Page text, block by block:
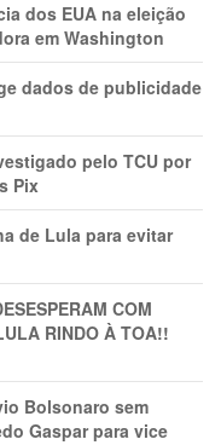
dos EUA na eleição
em Washington
dados de publicidade
pelo TCU por
Pix
de Lula para evitar
COM
RINDO À TOA!!
Bolsonaro sem
Gaspar para vice